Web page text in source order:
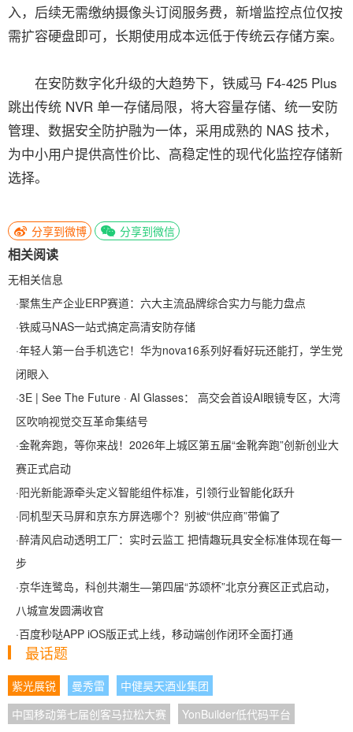
入，后续无需缴纳摄像头订阅服务费，新增监控点位仅按
需扩容硬盘即可，长期使用成本远低于传统云存储方案。
在安防数字化升级的大趋势下，铁威马 F4-425 Plus
跳出传统 NVR 单一存储局限，将大容量存储、统一安防
管理、数据安全防护融为一体，采用成熟的 NAS 技术，
为中小用户提供高性价比、高稳定性的现代化监控存储新
选择。
分享到微博 分享到微信
相关阅读
无相关信息
·聚焦生产企业ERP赛道：六大主流品牌综合实力与能力盘点
·铁威马NAS一站式搞定高清安防存储
·年轻人第一台手机选它！华为nova16系列好看好玩还能打，学生党
闭眼入
·3E | See The Future · AI Glasses： 高交会首设AI眼镜专区，大湾
区吹响视觉交互革命集结号
·金靴奔跑，等你来战！2026年上城区第五届“金靴奔跑”创新创业大
赛正式启动
·阳光新能源牵头定义智能组件标准，引领行业智能化跃升
·同机型天马屏和京东方屏选哪个？别被“供应商”带偏了
·醉清风启动透明工厂：实时云监工 把情趣玩具安全标准体现在每一
步
·京华连鹭岛，科创共潮生—第四届“苏颂杯”北京分赛区正式启动，
八城宣发圆满收官
·百度秒哒APP iOS版正式上线，移动端创作闭环全面打通
最话题
紫光展锐 曼秀雷
中健昊天酒业集团
中国移动第七届创客马拉松大赛
YonBuilder低代码平台